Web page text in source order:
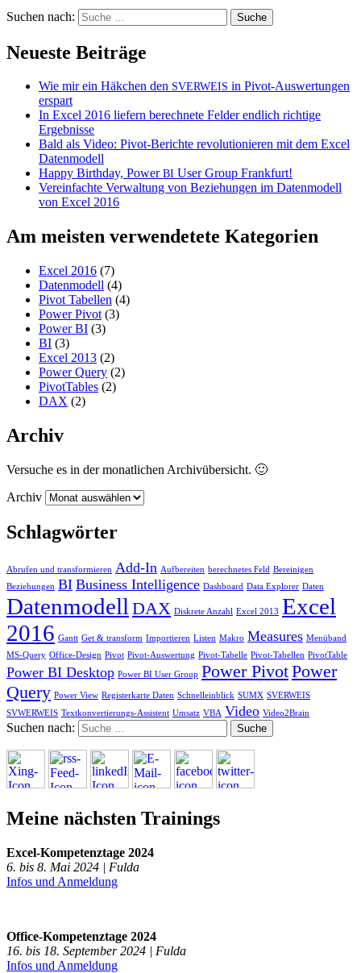
Suchen nach:
Neueste Beiträge
Wie mir ein Häkchen den SVERWEIS in Pivot-Auswertungen
erspart
In Excel 2016 liefern berechnete Felder endlich richtige
Ergebnisse
Bald als Video: Pivot-Berichte revolutionieren mit dem Excel
Datenmodell
Happy Birthday, PowerBI User Group Frankfurt!
Vereinfachte Verwaltung von Beziehungen im Datenmodell
von Excel 2016
Am meisten verwendetete Kategorien
Excel 2016 (7)
Datenmodell (4)
Pivot Tabellen (4)
Power Pivot (3)
Power BI (3)
BI (3)
Excel 2013 (2)
Power Query (2)
PivotTables (2)
DAX (2)
Archiv
Versuche es in der monatlichen Archivübersicht. 🙂
Archiv
Schlagwörter
Abrufen und transformieren Add-In Aufbereiten berechnetes Feld Bereinigen
Beziehungen BI Business Intelligence Dashboard Data Explorer Daten
Datenmodell DAX Diskrete Anzahl Excel 2013 Excel
2016 Gantt Get & transform Importieren Listen Makro Measures Menüband
MS-Query Office-Design Pivot Pivot-Auswertung Pivot-Tabelle Pivot-Tabellen PivotTable
Power BI Desktop Power BI User Group Power PivotPower
Query Power View Registerkarte Daten Schnelleinblick SUMX SVERWEIS
SVWERWEIS Textkonvertierungs-Assistent Umsatz VBA Video Video2Brain
Suchen nach:
Meine nächsten Trainings
Excel-Kompetenztage 2024
6. bis 8. Mai 2024 | Fulda
Infos und Anmeldung
Office-Kompetenztage 2024
16. bis 18. September 2024 | Fulda
Infos und Anmeldung